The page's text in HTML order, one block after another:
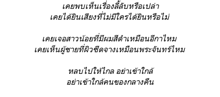
เคยพบเห็นเรื่องลี้ลับหรือเปล่า
เคยได้ยินเสียงที่ไม่มีใครได้ยินหรือไม่
เคยเจอสาวน้อยที่มีผมสีดำเหมือนอีกาไหม
เคยเห็นผู้ชายที่ผิวซีดจางเหมือนพระจันทร์ไหม
หลบไปให้ไกล อย่าเข้าใกล้
อย่าเข้าใกล้คนของกลางคืน